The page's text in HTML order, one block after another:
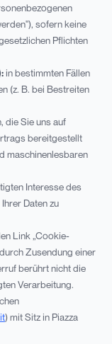
sofern keine
Pflichten
in bestimmten Fällen
(z. B. bei Bestreiten
die Sie uns auf
bereitgestellt
maschinenlesbaren
Interesse des
Daten zu
Link „Cookie-
Zusendung einer
berührt nicht die
Verarbeitung.
) mit Sitz in Piazza